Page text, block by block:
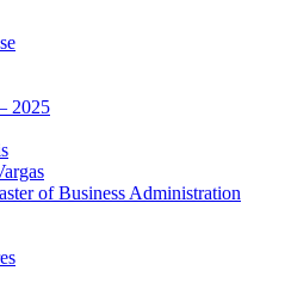
2025
of Business Administration